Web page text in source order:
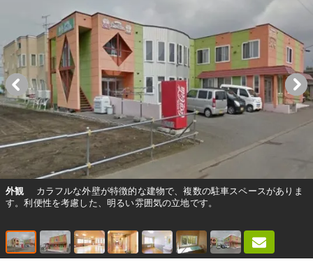
外観
カラフルな外壁が特徴的な建物で、複数の駐車スペースがありま
す。利便性を考慮した、明るい雰囲気の立地です。